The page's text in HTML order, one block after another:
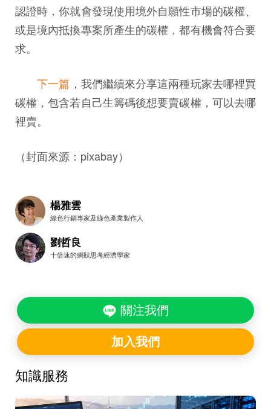
認證時，你就會發現使用境外自願性市場的碳權、
或是境內抵換專案所產生的碳權，都有機會符合要
求。
下一篇 ，我們繼續來分享這兩種玩家去哪裡買
碳權，包含若自己生籌碼後想要賣碳權，可以去哪
裡賣。
（封面來源：pixabay）
楊雅雲
綠色行銷專家及綠色產業製作人
劉哲良
十倍速的網狀思考經濟學家
關注我們
加入我們
知識服務